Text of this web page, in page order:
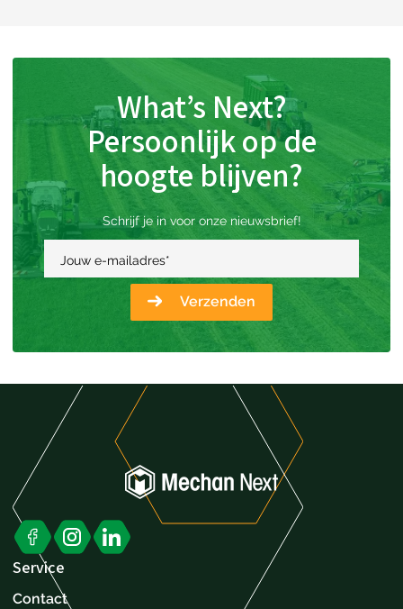
What’s Next?
Persoonlijk op de
hoogte blijven?
Schrijf je in voor onze nieuwsbrief!
Jouw e-mailadres*
Verzenden
Service
Contact